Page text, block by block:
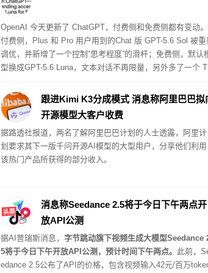
OpenAI 今天更新了 ChatGPT，付费侧和免费侧都有变动。
付费侧，Plus 和 Pro 用户用到的Chat 版 GPT-5.6 Sol 被重
调优，并新增了一个控制“思考程度”的滑杆；免费侧，默认
型换成GPT-5.6 Luna，文本对话不再限量，另外多了一个
跟进Kimi K3分成模式 消息称阿里巴巴拟
开源模型大客户收费
据路透社报道，两名了解阿里巴巴计划的人士透露，阿里计
划要求其下一版千问开源AI模型的大型用户，分享他们利用
该热门产品所获得的部分收入。
消息称Seedance 2.5将于今日下午两点开
放API公测
据AI普瑞斯消息， 字节跳动旗下视频生成大模型Seedance
5将于今日下午开放API公测，预计时间下午两点。 此前，
edance 2.5公布了API的价格，包含视频输入42元/百万